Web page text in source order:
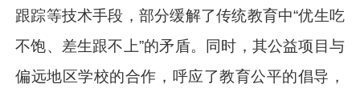
跟踪等技术手段，部分缓解了传统教育中“优生吃
不饱、差生跟不上”的矛盾。同时，其公益项目与
偏远地区学校的合作，呼应了教育公平的倡导，